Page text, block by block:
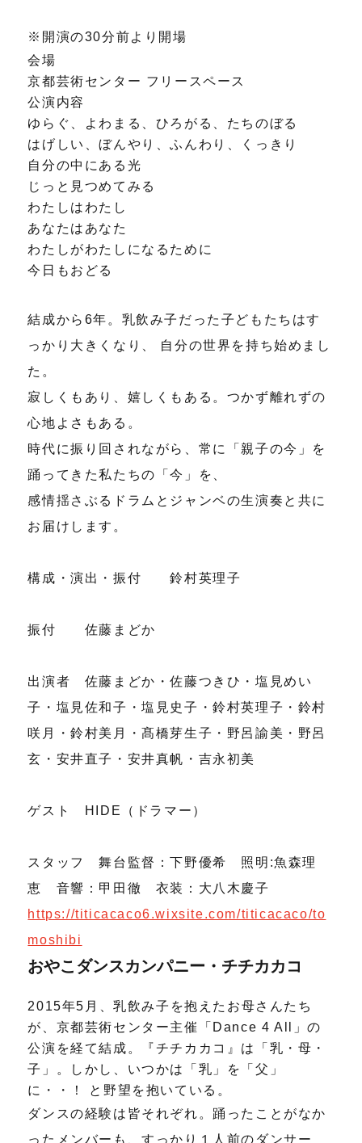
※開演の30分前より開場
会場
京都芸術センター フリースペース
公演内容
ゆらぐ、よわまる、ひろがる、たちのぼる
はげしい、ぼんやり、ふんわり、くっきり
自分の中にある光
じっと見つめてみる
わたしはわたし
あなたはあなた
わたしがわたしになるために
今日もおどる
結成から6年。乳飲み子だった子どもたちはす
っかり大きくなり、 自分の世界を持ち始めまし
た。
寂しくもあり、嬉しくもある。つかず離れずの
心地よさもある。
時代に振り回されながら、常に「親子の今」を
踊ってきた私たちの「今」を、
感情揺さぶるドラムとジャンベの生演奏と共に
お届けします。
構成・演出・振付 鈴村英理子
振付 佐藤まどか
出演者 佐藤まどか・佐藤つきひ・塩見めい
子・塩見佐和子・塩見史子・鈴村英理子・鈴村
咲月・鈴村美月・髙橋芽生子・野呂諭美・野呂
玄・安井直子・安井真帆・吉永初美
​ゲスト HIDE（ドラマー）
スタッフ 舞台監督：下野優希 照明:魚森理
恵 音響：甲田徹 衣装：大八木慶子
https://titicacaco6.wixsite.com/titicacaco/to
moshibi
おやこダンスカンパニー・チチカカコ
2015年5月、乳飲み子を抱えたお母さんたち
が、京都芸術センター主催「Dance 4 All」の
公演を経て結成。『チチカカコ』は「乳・母・
子」。しかし、いつかは「乳」を「父」
に・・！ と野望を抱いている。
ダンスの経験は皆それぞれ。踊ったことがなか
ったメンバーも、すっかり１人前のダンサー